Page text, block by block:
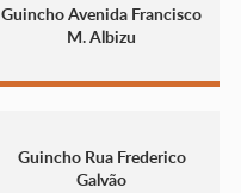
Guincho Avenida Francisco
M. Albizu
Guincho Rua Frederico
Galvão